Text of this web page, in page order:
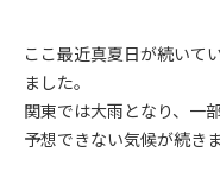
ここ最近真夏日が続いて
ました。
関東では大雨となり、一
予想できない気候が続きま